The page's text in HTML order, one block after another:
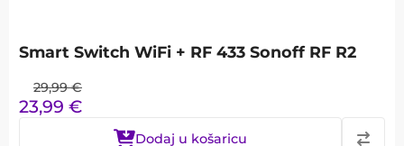
Smart Switch WiFi + RF 433 Sonoff RF R2
29,99 €
23,99 €
Dodaj u košaricu